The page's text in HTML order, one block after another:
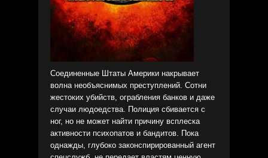
Соединенные Штаты Америки накрывает
волна необъяснимых преступлений. Сотни
жестоких убийств, ограбления банков и даже
случаи людоедства. Полиция сбивается с
ног, но не может найти причину всплеска
активности психопатов и бандитов. Пока
однажды, глубоко законспирированный агент